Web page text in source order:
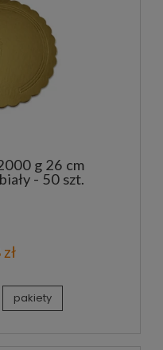
g 26 cm
- 50 szt.
pakiety